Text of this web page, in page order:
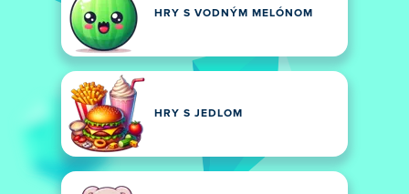
HRY S VODNÝM MELÓNOM
HRY S JEDLOM